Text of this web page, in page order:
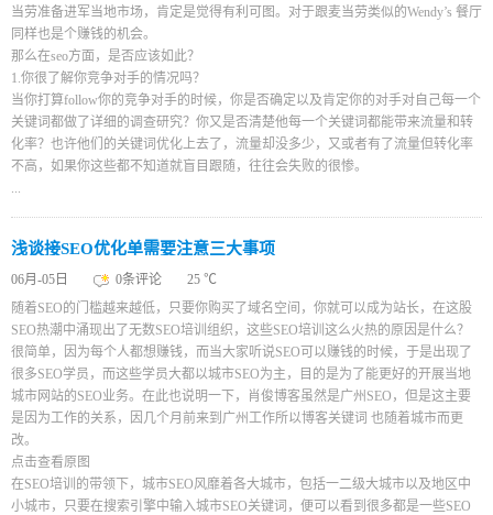
当劳准备进军当地市场，肯定是觉得有利可图。对于跟麦当劳类似的Wendy’s 餐厅
同样也是个赚钱的机会。
那么在seo方面，是否应该如此？
1.你很了解你竞争对手的情况吗？
当你打算follow你的竞争对手的时候，你是否确定以及肯定你的对手对自己每一个
关键词都做了详细的调查研究？你又是否清楚他每一个关键词都能带来流量和转
化率？也许他们的关键词优化上去了，流量却没多少，又或者有了流量但转化率
不高，如果你这些都不知道就盲目跟随，往往会失败的很惨。
...
浅谈接SEO优化单需要注意三大事项
06月-05日 0条评论
25 ℃
随着SEO的门槛越来越低，只要你购买了域名空间，你就可以成为站长，在这股
SEO热潮中涌现出了无数SEO培训组织，这些SEO培训这么火热的原因是什么？
很简单，因为每个人都想赚钱，而当大家听说SEO可以赚钱的时候，于是出现了
很多SEO学员，而这些学员大都以城市SEO为主，目的是为了能更好的开展当地
城市网站的SEO业务。在此也说明一下，肖俊博客虽然是广州SEO，但是这主要
是因为工作的关系，因几个月前来到广州工作所以博客关键词 也随着城市而更
改。
点击查看原图
在SEO培训的带领下，城市SEO风靡着各大城市，包括一二级大城市以及地区中
小城市，只要在搜索引擎中输入城市SEO关键词，便可以看到很多都是一些SEO